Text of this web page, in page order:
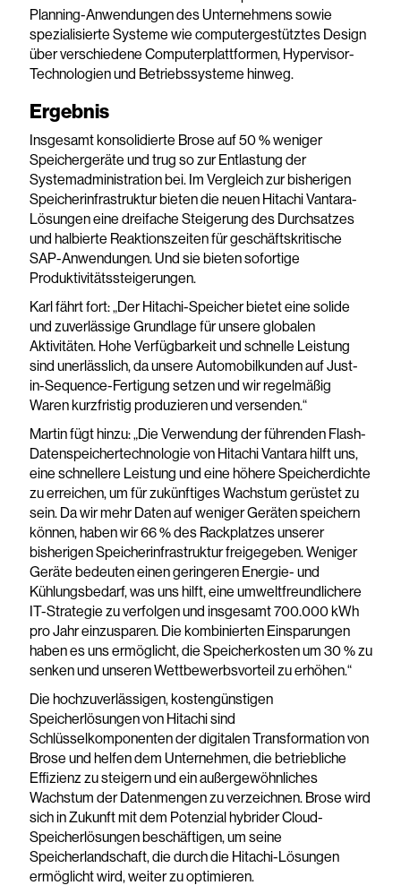
Planning-Anwendungen des Unternehmens sowie
spezialisierte Systeme wie computergestütztes Design
über verschiedene Computerplattformen, Hypervisor-
Technologien und Betriebssysteme hinweg.
Ergebnis
Insgesamt konsolidierte Brose auf 50 % weniger
Speichergeräte und trug so zur Entlastung der
Systemadministration bei. Im Vergleich zur bisherigen
Speicherinfrastruktur bieten die neuen Hitachi Vantara-
Lösungen eine dreifache Steigerung des Durchsatzes
und halbierte Reaktionszeiten für geschäftskritische
SAP-Anwendungen. Und sie bieten sofortige
Produktivitätssteigerungen.
Karl fährt fort: „Der Hitachi-Speicher bietet eine solide
und zuverlässige Grundlage für unsere globalen
Aktivitäten. Hohe Verfügbarkeit und schnelle Leistung
sind unerlässlich, da unsere Automobilkunden auf Just-
in-Sequence-Fertigung setzen und wir regelmäßig
Waren kurzfristig produzieren und versenden.“
Martin fügt hinzu: „Die Verwendung der führenden Flash-
Datenspeichertechnologie von Hitachi Vantara hilft uns,
eine schnellere Leistung und eine höhere Speicherdichte
zu erreichen, um für zukünftiges Wachstum gerüstet zu
sein. Da wir mehr Daten auf weniger Geräten speichern
können, haben wir 66 % des Rackplatzes unserer
bisherigen Speicherinfrastruktur freigegeben. Weniger
Geräte bedeuten einen geringeren Energie- und
Kühlungsbedarf, was uns hilft, eine umweltfreundlichere
IT-Strategie zu verfolgen und insgesamt 700.000 kWh
pro Jahr einzusparen. Die kombinierten Einsparungen
haben es uns ermöglicht, die Speicherkosten um 30 % zu
senken und unseren Wettbewerbsvorteil zu erhöhen.“
Die hochzuverlässigen, kostengünstigen
Speicherlösungen von Hitachi sind
Schlüsselkomponenten der digitalen Transformation von
Brose und helfen dem Unternehmen, die betriebliche
Effizienz zu steigern und ein außergewöhnliches
Wachstum der Datenmengen zu verzeichnen. Brose wird
sich in Zukunft mit dem Potenzial hybrider Cloud-
Speicherlösungen beschäftigen, um seine
Speicherlandschaft, die durch die Hitachi-Lösungen
ermöglicht wird, weiter zu optimieren.